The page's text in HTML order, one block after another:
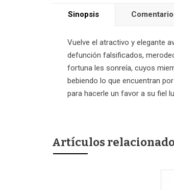
Sinopsis
Vuelve el atractivo y elegante
defunción falsificados,
fortuna les sonreía, cuyos
bebiendo lo que encuentran
para hacerle un favor a su fiel
Artículos